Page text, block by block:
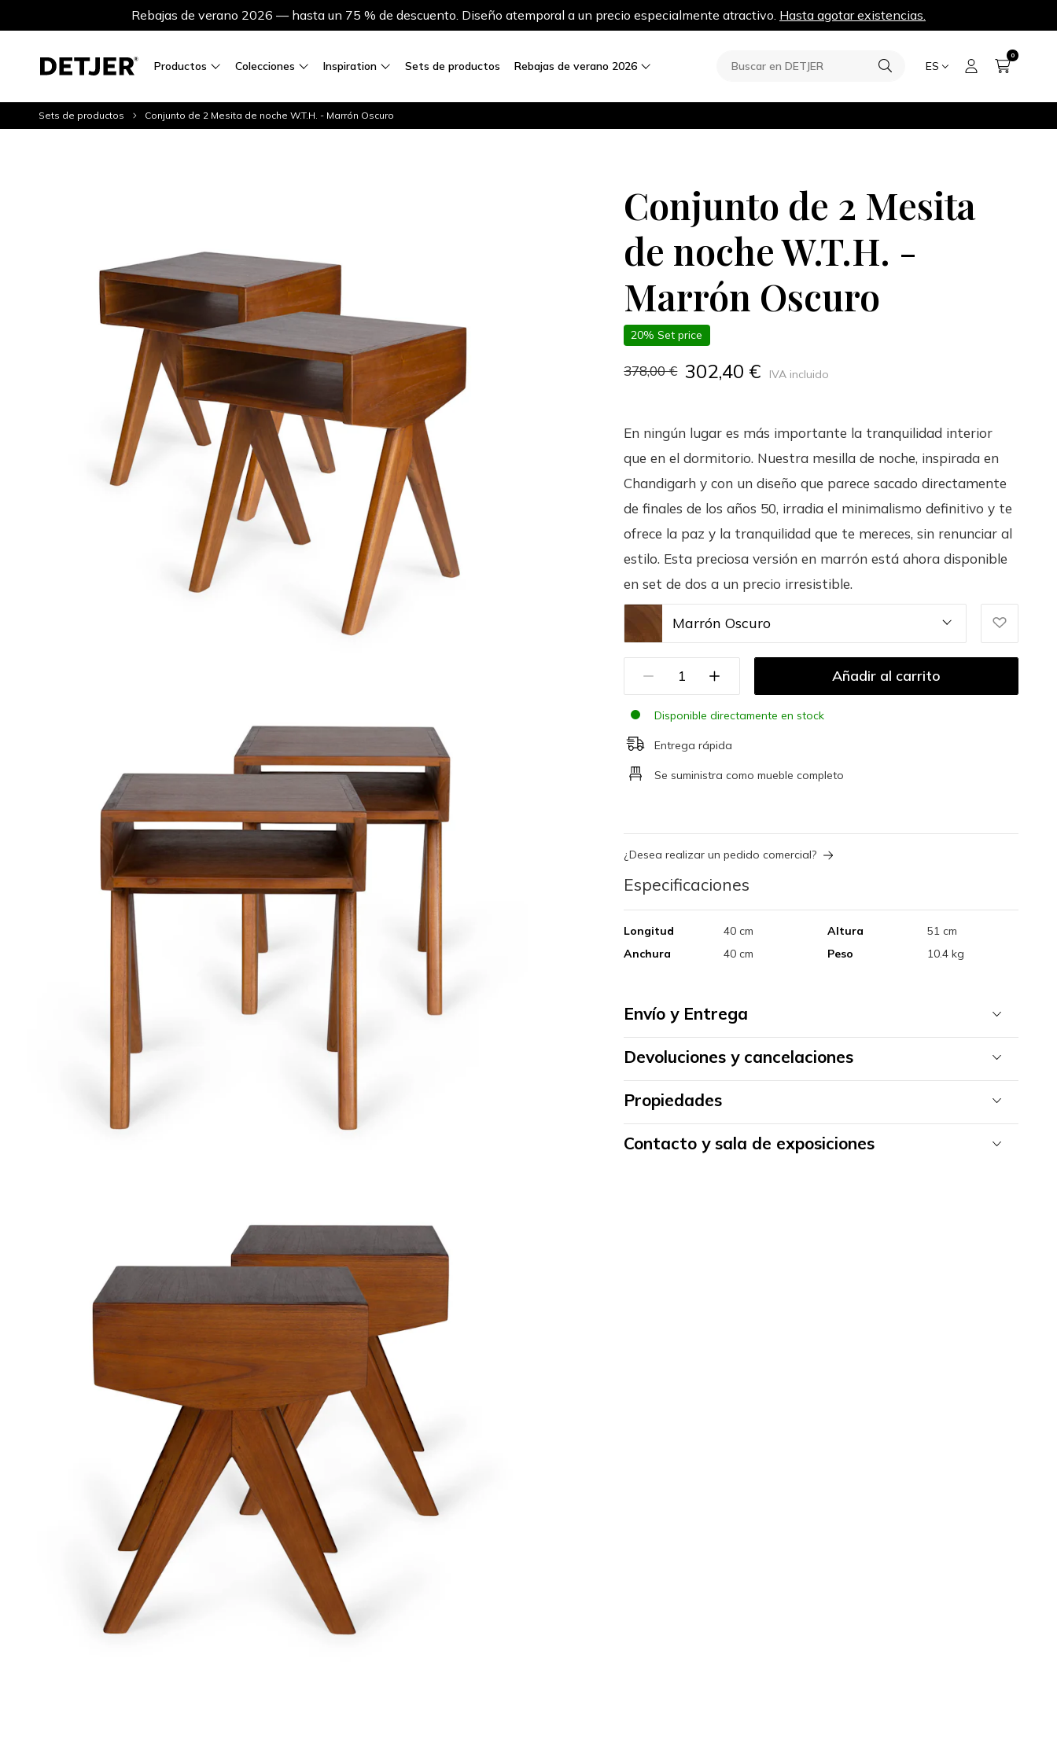
Rebajas de verano 2026 — hasta un 75 % de descuento. Diseño atemporal a un precio especialmente atractivo. Hasta agotar existencias.
Productos Colecciones Inspiration Sets de productos Rebajas de verano 2026 ES
0
Sets de productos Conjunto de 2 Mesita de noche W.T.H. - Marrón Oscuro
Conjunto de 2 Mesita
de noche W.T.H. -
Marrón Oscuro
20% Set price
378,00 € 302,40 € IVA incluido
En ningún lugar es más importante la tranquilidad interior
que en el dormitorio. Nuestra mesilla de noche, inspirada en
Chandigarh y con un diseño que parece sacado directamente
de finales de los años 50, irradia el minimalismo definitivo y te
ofrece la paz y la tranquilidad que te mereces, sin renunciar al
estilo. Esta preciosa versión en marrón está ahora disponible
en set de dos a un precio irresistible.
Marrón Oscuro
Añadir al carrito
Disponible directamente en stock
Entrega rápida
Se suministra como mueble completo
¿Desea realizar un pedido comercial?
Especificaciones
Longitud
40 cm
Anchura
40 cm
Altura
51 cm
Peso
10.4 kg
Envío y Entrega
Devoluciones y cancelaciones
Propiedades
Contacto y sala de exposiciones